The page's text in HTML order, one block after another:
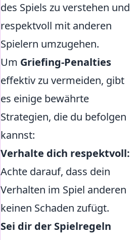
des Spiels zu verstehen und
respektvoll mit anderen
Spielern umzugehen.
Um Griefing-Penalties
effektiv zu vermeiden, gibt
es einige bewährte
Strategien, die du befolgen
kannst:
Verhalte dich respektvoll:
Achte darauf, dass dein
Verhalten im Spiel anderen
keinen Schaden zufügt.
Sei dir der Spielregeln